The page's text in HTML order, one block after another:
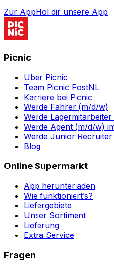
Zur AppHol dir unsere App
Picnic
Über Picnic
Team Picnic PostNL
Karriere bei Picnic
Werde Fahrer (m/d/w)
Werde
Werde Agent (m/d/w)
Werde Junior
Blog
Online Supermarkt
App herunterladen
Wie funktioniert’s?
Liefergebiete
Unser Sortiment
Lieferung
Extra Service
Fragen